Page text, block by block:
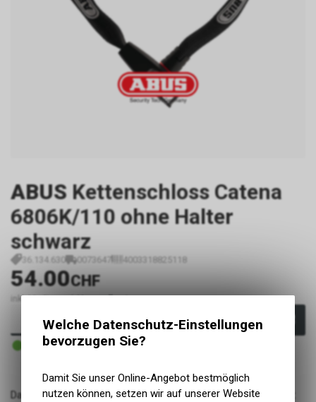
ABUS Kettenschloss Catena
6806K/110 ohne Halter
schwarz
36.134.630 0073647 4003318825118
54.00CHF
inkl. MwSt., zzgl.Versandkosten
In den Warenkorb
4 - 5 Tage ab externem Lager
Das Catena 6806 ist ein Kettenschloss in guter ABUS Qualität:
Welche Datenschutz-Einstellungen
bevorzugen Sie?
Damit Sie unser Online-Angebot bestmöglich
nutzen können, setzen wir auf unserer Website